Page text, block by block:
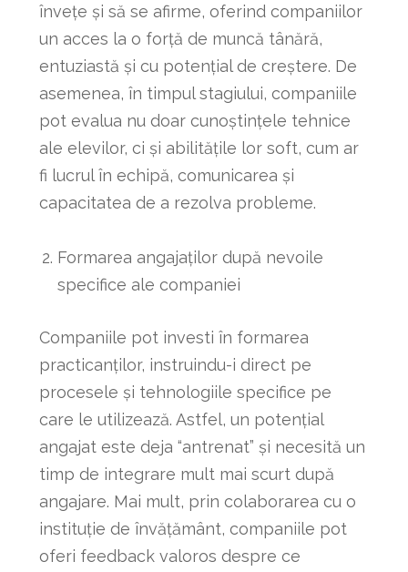
învețe și să se afirme, oferind companiilor
un acces la o forță de muncă tânără,
entuziastă și cu potențial de creștere. De
asemenea, în timpul stagiului, companiile
pot evalua nu doar cunoștințele tehnice
ale elevilor, ci și abilitățile lor soft, cum ar
fi lucrul în echipă, comunicarea și
capacitatea de a rezolva probleme.
Formarea angajaților după nevoile
specifice ale companiei
Companiile pot investi în formarea
practicanților, instruindu-i direct pe
procesele și tehnologiile specifice pe
care le utilizează. Astfel, un potențial
angajat este deja “antrenat” și necesită un
timp de integrare mult mai scurt după
angajare. Mai mult, prin colaborarea cu o
instituție de învățământ, companiile pot
oferi feedback valoros despre ce